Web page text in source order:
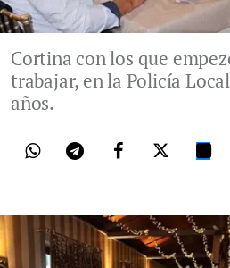
Cortina con los que
trabajar, en la Policía
años.